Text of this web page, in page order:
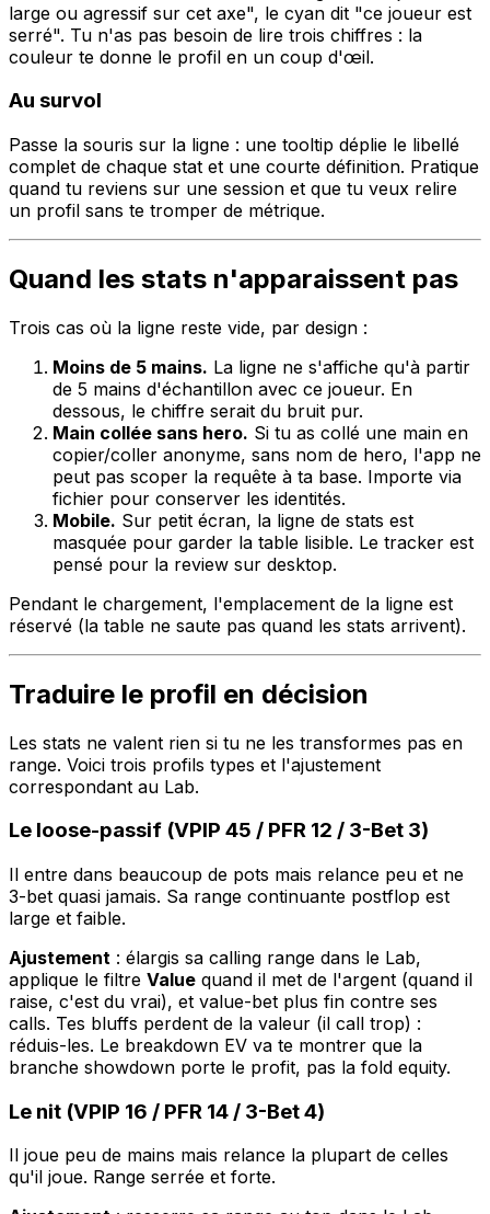
large ou agressif sur cet axe", le cyan dit "ce joueur est
serré". Tu n'as pas besoin de lire trois chiffres : la
couleur te donne le profil en un coup d'œil.
Au survol
Passe la souris sur la ligne : une tooltip déplie le libellé
complet de chaque stat et une courte définition. Pratique
quand tu reviens sur une session et que tu veux relire
un profil sans te tromper de métrique.
Quand les stats n'apparaissent pas
Trois cas où la ligne reste vide, par design :
Moins de 5 mains. La ligne ne s'affiche qu'à partir
de 5 mains d'échantillon avec ce joueur. En
dessous, le chiffre serait du bruit pur.
Main collée sans hero. Si tu as collé une main en
copier/coller anonyme, sans nom de hero, l'app ne
peut pas scoper la requête à ta base. Importe via
fichier pour conserver les identités.
Mobile. Sur petit écran, la ligne de stats est
masquée pour garder la table lisible. Le tracker est
pensé pour la review sur desktop.
Pendant le chargement, l'emplacement de la ligne est
réservé (la table ne saute pas quand les stats arrivent).
Traduire le profil en décision
Les stats ne valent rien si tu ne les transformes pas en
range. Voici trois profils types et l'ajustement
correspondant au Lab.
Le loose-passif (VPIP 45 / PFR 12 / 3-Bet 3)
Il entre dans beaucoup de pots mais relance peu et ne
3-bet quasi jamais. Sa range continuante postflop est
large et faible.
Ajustement : élargis sa calling range dans le Lab,
applique le filtre Value quand il met de l'argent (quand il
raise, c'est du vrai), et value-bet plus fin contre ses
calls. Tes bluffs perdent de la valeur (il call trop) :
réduis-les. Le breakdown EV va te montrer que la
branche showdown porte le profit, pas la fold equity.
Le nit (VPIP 16 / PFR 14 / 3-Bet 4)
Il joue peu de mains mais relance la plupart de celles
qu'il joue. Range serrée et forte.